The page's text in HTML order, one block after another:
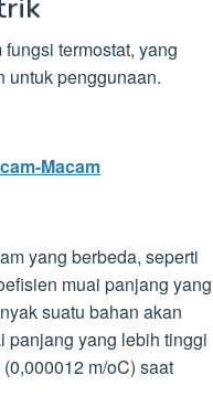
termostat, yang
untuk penggunaan.
Macam
yang berbeda, seperti
muai panjang yang
suatu bahan akan
panjang yang lebih tinggi
m/oC) saat